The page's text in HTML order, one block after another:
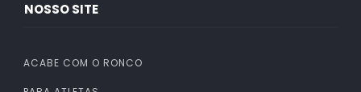
NOSSO SITE
ACABE COM O RONCO